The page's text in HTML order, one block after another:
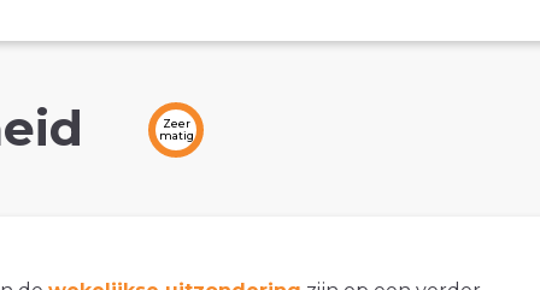
Zeer
matig